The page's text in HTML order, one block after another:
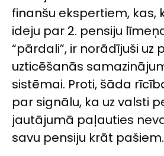
finanšu ekspertiem, kas,
ideju par 2. pensiju
“pārdali”, ir norādījuši uz
uzticēšanās
sistēmai. Proti, šāda
par signālu, ka uz valsti
jautājumā paļauties
savu pensiju krāt pašiem.